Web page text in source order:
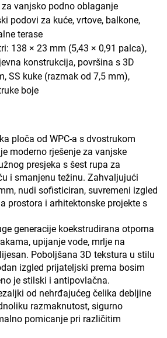
vanjsko podno oblaganje
podovi za kuće, vrtove, balkone,
terase
138 × 23 mm (5,43 × 0,91 palca),
konstrukcija, površina s 3D
SS kuke (razmak od 7,5 mm),
boje
ploča od WPC-a s dvostrukom
je moderno rješenje za vanjske
presjeka s šest rupa za
i smanjenu težinu. Zahvaljujući
nudi sofisticiran, suvremeni izgled
prostora i arhitektonske projekte s
generacije koekstrudirana otporna
upijanje vode, mrlje na
Poboljšana 3D tekstura u stilu
izgled prijateljski prema bosim
je stilski i antipovlačna.
od nehrđajućeg čelika debljine
razmaknutost, sigurno
pomicanje pri različitim